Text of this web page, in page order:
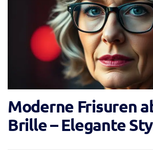
Moderne Frisuren
Brille – Elegante